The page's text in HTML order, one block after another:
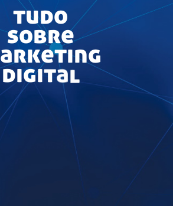
tudo
sobre
arketing
digital